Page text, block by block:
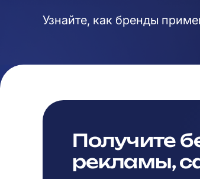
Узнайте, как бренды
Получите
рекламы,